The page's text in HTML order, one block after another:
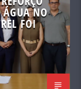
ÁGUA NO
FOI